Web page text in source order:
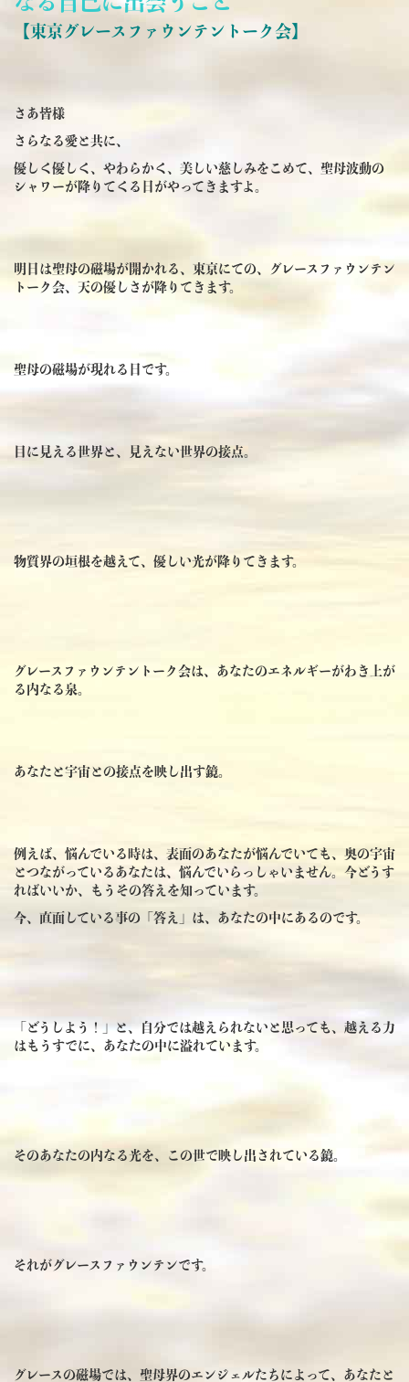
【東京グレースファウンテントーク会】
さあ皆様
さらなる愛と共に、
優しく優しく、やわらかく、美しい慈しみをこめて、聖母波動の
シャワーが降りてくる日がやってきますよ。
明日は聖母の磁場が開かれる、東京にての、グレースファウンテン
トーク会、天の優しさが降りてきます。
聖母の磁場が現れる日です。
目に見える世界と、見えない世界の接点。
物質界の垣根を越えて、優しい光が降りてきます。
グレースファウンテントーク会は、あなたのエネルギーがわき上が
る内なる泉。
あなたと宇宙との接点を映し出す鏡。
例えば、悩んでいる時は、表面のあなたが悩んでいても、奥の宇宙
とつながっているあなたは、悩んでいらっしゃいません。今どうす
ればいいか、もうその答えを知っています。
今、直面している事の「答え」は、あなたの中にあるのです。
「どうしよう！」と、自分では越えられないと思っても、越える力
はもうすでに、あなたの中に溢れています。
そのあなたの内なる光を、この世で映し出されている鏡。
それがグレースファウンテンです。
グレースの磁場では、聖母界のエンジェルたちによって、あなたと